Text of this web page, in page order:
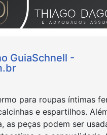
GuiaSchnell -
para roupas íntimas
e espartilhos.
as peças podem ser